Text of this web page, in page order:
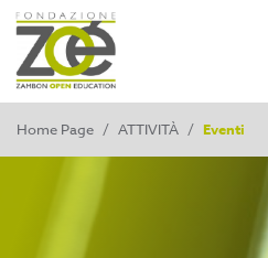
Home Page / ATTIVITÀ / Eventi